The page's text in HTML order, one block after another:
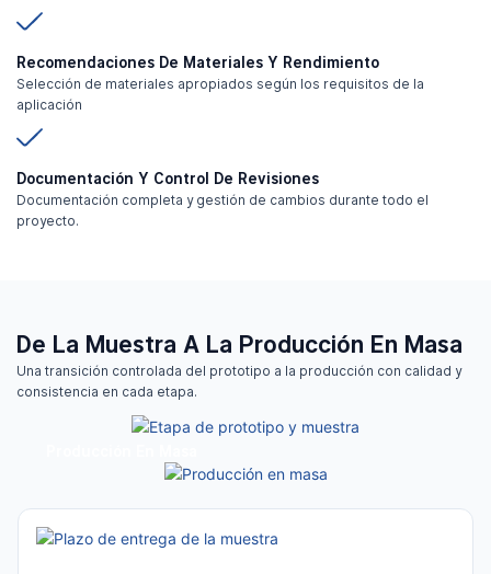
Recomendaciones De Materiales Y Rendimiento
Selección de materiales apropiados según los requisitos de la
aplicación
Documentación Y Control De Revisiones
Documentación completa y gestión de cambios durante todo el
proyecto.
De La Muestra A La Producción En Masa
Una transición controlada del prototipo a la producción con calidad y
consistencia en cada etapa.
Etapa De Prototipo Y Muestra